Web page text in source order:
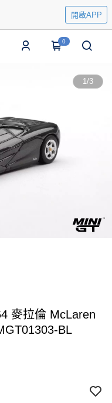
開啟APP
0
1/3
麥拉倫 McLaren
BL